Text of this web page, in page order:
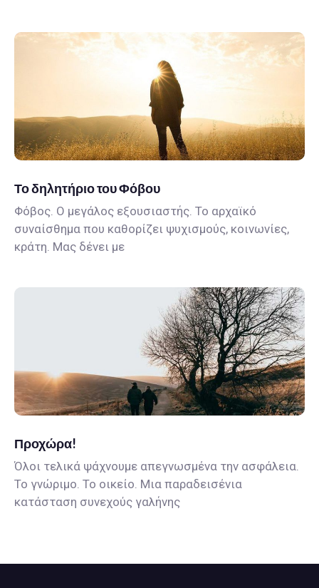
Το δηλητήριο του Φόβου
Φόβος. Ο μεγάλος εξουσιαστής. Το αρχαϊκό
συναίσθημα που καθορίζει ψυχισμούς, κοινωνίες,
κράτη. Μας δένει με
Προχώρα!
Όλοι τελικά ψάχνουμε απεγνωσμένα την ασφάλεια.
Το γνώριμο. Το οικείο. Μια παραδεισένια
κατάσταση συνεχούς γαλήνης